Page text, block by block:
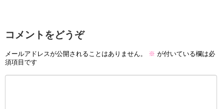
コメントをどうぞ
メールアドレスが公開されることはありません。 ※ が付いている欄は必
須項目です